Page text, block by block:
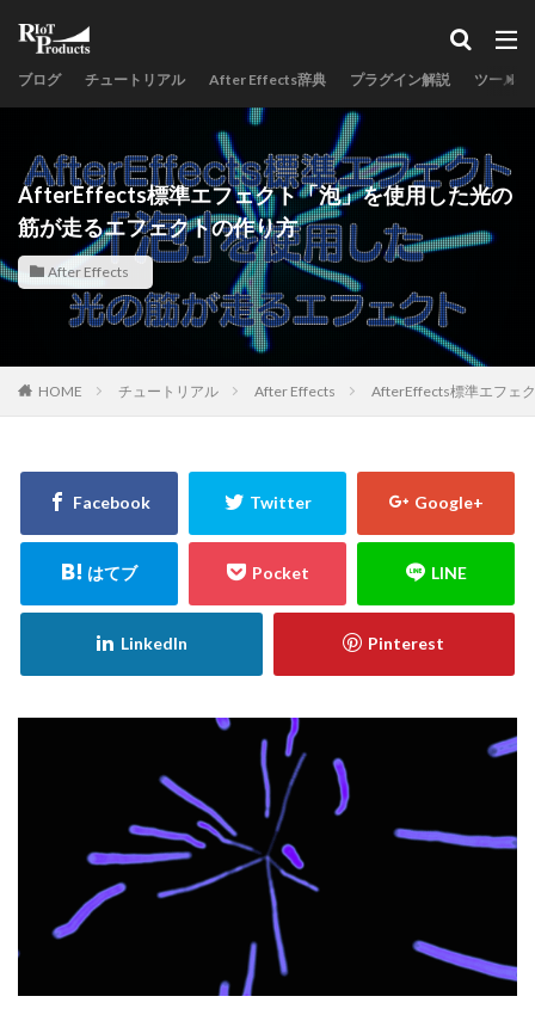
ブログ チュートリアル After Effects辞典 プラグイン解説 ツールス
AfterEffects標準エフェクト「泡」を使用した光の
筋が走るエフェクトの作り方
After Effects
HOME チュートリアル After Effects AfterEffects標準エフェ